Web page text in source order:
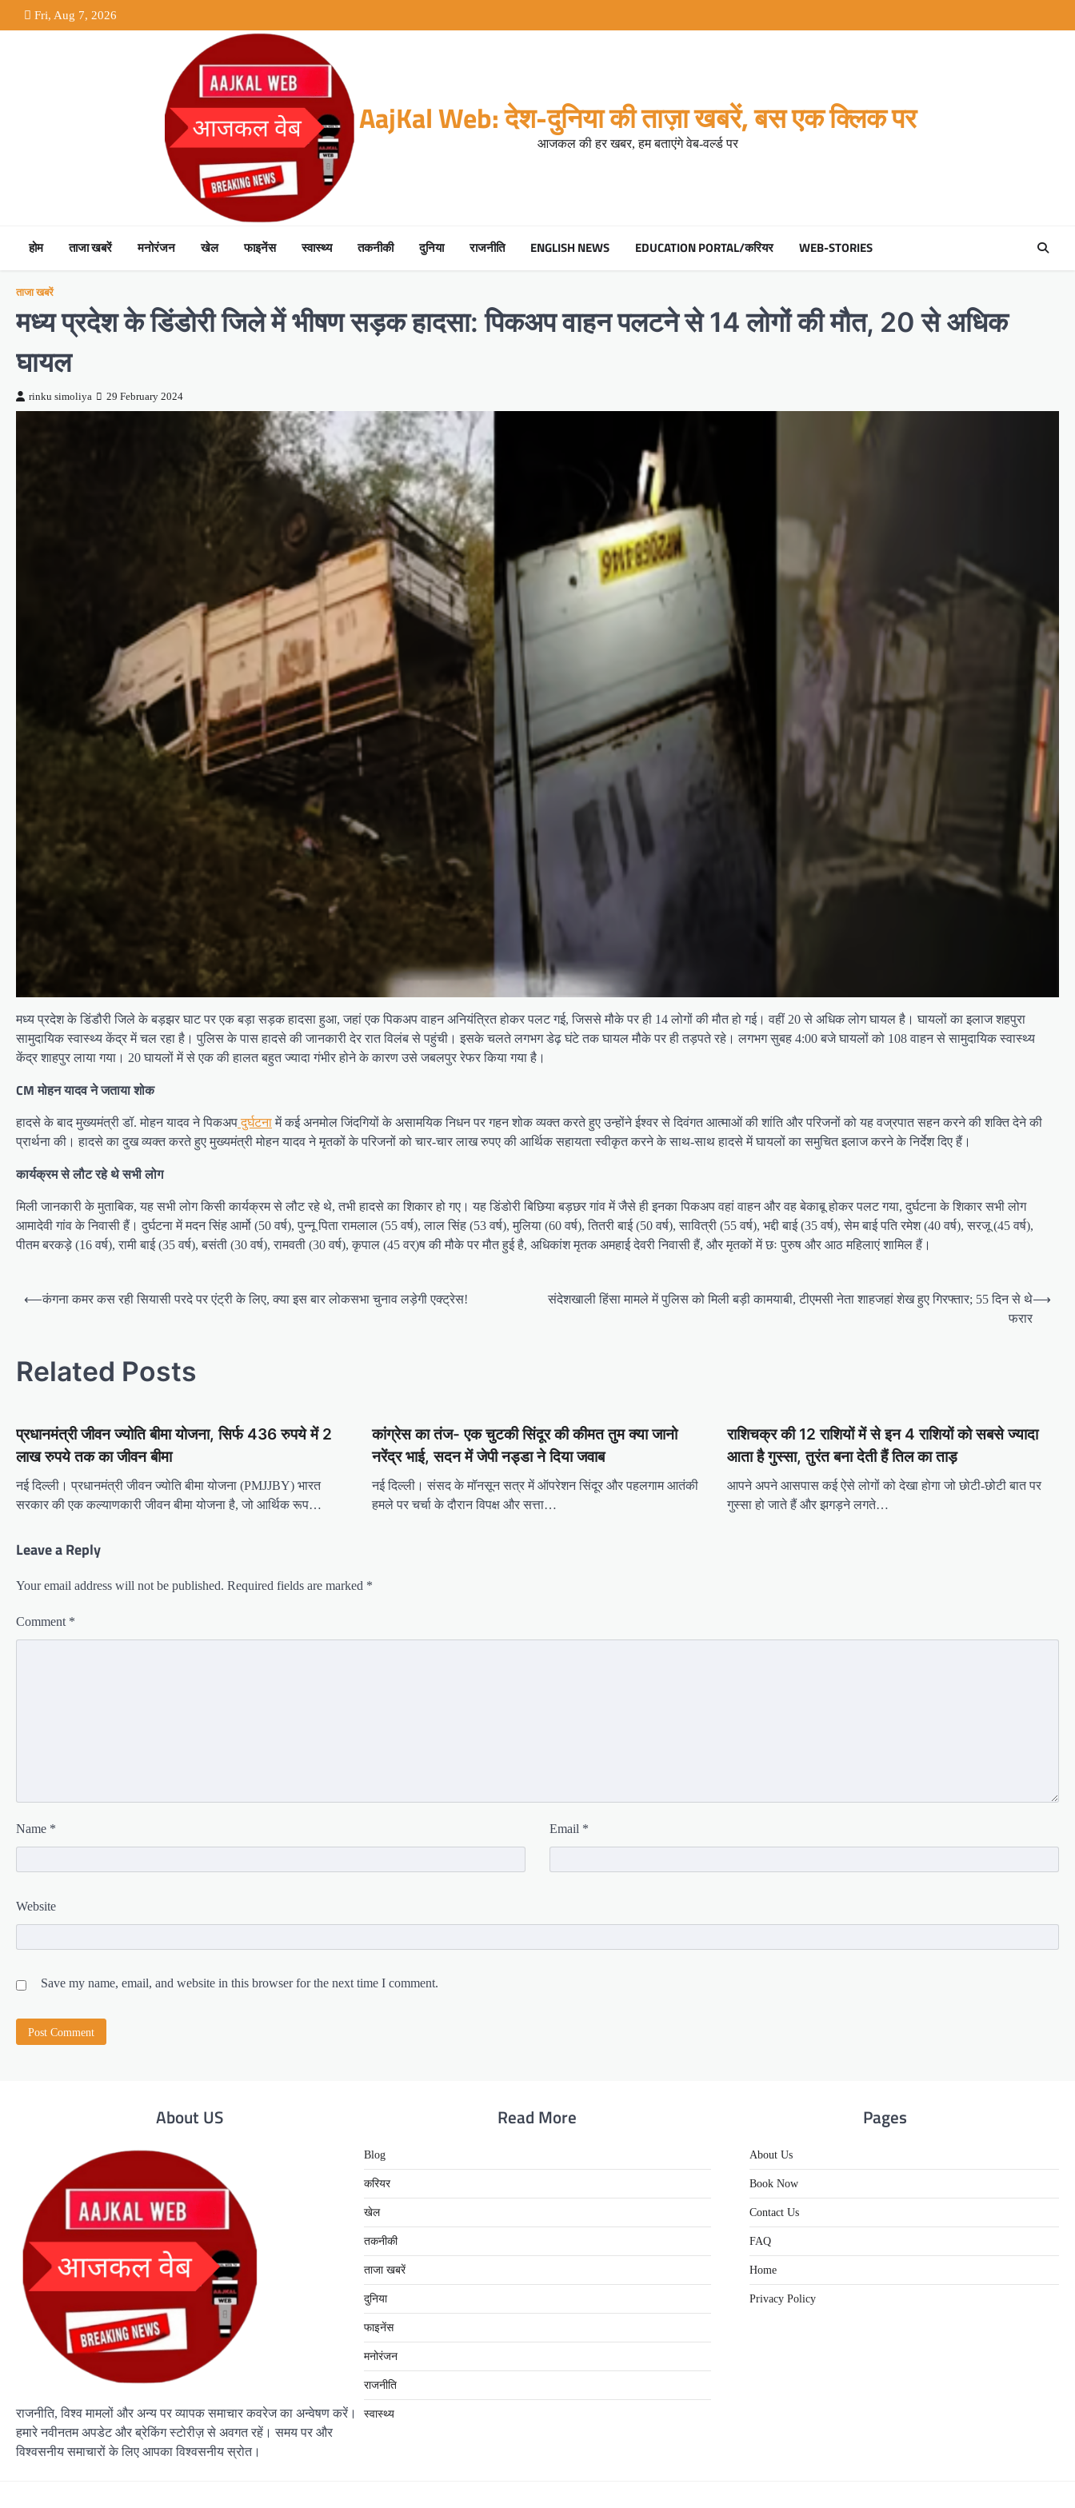
to
Fri, Aug 7, 2026
AajKal Web: देश-दुनिया की ताज़ा खबरें, बस एक क्लिक पर
आजकल की हर खबर, हम बताएंगे वेब-वर्ल्ड पर
होम ताजा खबरें मनोरंजन खेल फाइनेंस स्वास्थ्य तकनीकी दुनिया राजनीति ENGLISH NEWS EDUCATION PORTAL/करियर WEB-STORIES
ताजा खबरें
मध्य प्रदेश के डिंडोरी जिले में भीषण सड़क हादसा: पिकअप वाहन पलटने से 14 लोगों की मौत, 20 से अधिक
घायल
rinku simoliya 29 February 2024
मध्य प्रदेश के डिंडौरी जिले के बड़झर घाट पर एक बड़ा सड़क हादसा हुआ, जहां एक पिकअप वाहन अनियंत्रित होकर पलट गई, जिससे मौके पर ही 14 लोगों की मौत हो गई। वहीं 20 से अधिक लोग घायल है। घायलों का इलाज शहपुरा
सामुदायिक स्वास्थ्य केंद्र में चल रहा है। पुलिस के पास हादसे की जानकारी देर रात विलंब से पहुंची। इसके चलते लगभग डेढ़ घंटे तक घायल मौके पर ही तड़पते रहे। लगभग सुबह 4:00 बजे घायलों को 108 वाहन से सामुदायिक स्वास्थ्य
केंद्र शाहपुर लाया गया। 20 घायलों में से एक की हालत बहुत ज्यादा गंभीर होने के कारण उसे जबलपुर रेफर किया गया है।
CM मोहन यादव ने जताया शोक
हादसे के बाद मुख्यमंत्री डॉ. मोहन यादव ने पिकअपदुर्घटनामें कई अनमोल जिंदगियों के असामयिक निधन पर गहन शोक व्यक्त करते हुए उन्होंने ईश्वर से दिवंगत आत्माओं की शांति और परिजनों को यह वज्रपात सहन करने की शक्ति देने की
प्रार्थना की। हादसे का दुख व्यक्त करते हुए मुख्यमंत्री मोहन यादव ने मृतकों के परिजनों को चार-चार लाख रुपए की आर्थिक सहायता स्वीकृत करने के साथ-साथ हादसे में घायलों का समुचित इलाज करने के निर्देश दिए हैं।
कार्यक्रम से लौट रहे थे सभी लोग
मिली जानकारी के मुताबिक, यह सभी लोग किसी कार्यक्रम से लौट रहे थे, तभी हादसे का शिकार हो गए। यह डिंडोरी बिछिया बड़छर गांव में जैसे ही इनका पिकअप वहां वाहन और वह बेकाबू होकर पलट गया, दुर्घटना के शिकार सभी लोग
आमादेवी गांव के निवासी हैं। दुर्घटना में मदन सिंह आर्मो (50 वर्ष), पुन्नू पिता रामलाल (55 वर्ष), लाल सिंह (53 वर्ष), मुलिया (60 वर्ष), तितरी बाई (50 वर्ष), सावित्री (55 वर्ष), भद्दी बाई (35 वर्ष), सेम बाई पति रमेश (40 वर्ष), सरजू (45 वर्ष),
पीतम बरकड़े (16 वर्ष), रामी बाई (35 वर्ष), बसंती (30 वर्ष), रामवती (30 वर्ष), कृपाल (45 वर्)ष की मौके पर मौत हुई है, अधिकांश मृतक अमहाई देवरी निवासी हैं, और मृतकों में छः पुरुष और आठ महिलाएं शामिल हैं।
Post
⟵कंगना कमर कस रही सियासी परदे पर एंट्री के लिए, क्या इस बार लोकसभा चुनाव लड़ेगी एक्ट्रेस!
संदेशखाली हिंसा मामले में पुलिस को मिली बड़ी कामयाबी, टीएमसी नेता शाहजहां शेख हुए गिरफ्तार; 55 दिन से थे
फरार
⟶
Related Posts
प्रधानमंत्री जीवन ज्योति बीमा योजना, सिर्फ 436 रुपये में 2
लाख रुपये तक का जीवन बीमा
नई दिल्ली। प्रधानमंत्री जीवन ज्योति बीमा योजना (PMJJBY) भारत
सरकार की एक कल्याणकारी जीवन बीमा योजना है, जो आर्थिक रूप…
कांग्रेस का तंज- एक चुटकी सिंदूर की कीमत तुम क्या जानो
नरेंद्र भाई, सदन में जेपी नड्डा ने दिया जवाब
नई दिल्ली। संसद के मॉनसून सत्र में ऑपरेशन सिंदूर और पहलगाम आतंकी
हमले पर चर्चा के दौरान विपक्ष और सत्ता…
राशिचक्र की 12 राशियों में से इन 4 राशियों को सबसे ज्यादा
आता है गुस्सा, तुरंत बना देती हैं तिल का ताड़
आपने अपने आसपास कई ऐसे लोगों को देखा होगा जो छोटी-छोटी बात पर
गुस्सा हो जाते हैं और झगड़ने लगते…
Leave a Reply
Your email address will not be published. Required fields are marked *
Comment *
Name * Email *
Website
Save my name, email, and website in this browser for the next time I comment.
About US
राजनीति, विश्व मामलों और अन्य पर व्यापक समाचार कवरेज का अन्वेषण करें।
हमारे नवीनतम अपडेट और ब्रेकिंग स्टोरीज़ से अवगत रहें। समय पर और
विश्वसनीय समाचारों के लिए आपका विश्वसनीय स्रोत।
Read More
Blog
करियर
खेल
तकनीकी
ताजा खबरें
दुनिया
फाइनेंस
मनोरंजन
राजनीति
स्वास्थ्य
Pages
About Us
Book Now
Contact Us
FAQ
Home
Privacy Policy